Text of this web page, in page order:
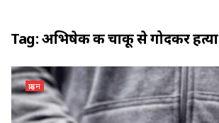
Tag:अभिषेक की चाकू से गोदकर हत्या
क्राइम